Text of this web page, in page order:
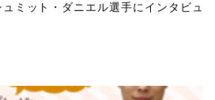
ミット・ダニエル選手にインタビュ